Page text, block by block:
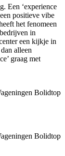
Een ‘experience
positieve vibe
het fenomeen
in
een kijkje in
alleen
graag met